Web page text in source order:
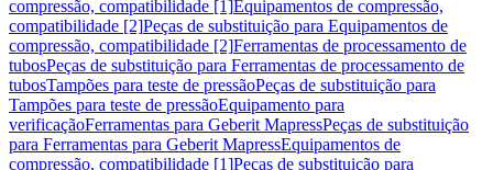
compressão, compatibilidade [1]Equipamentos de compressão,
compatibilidade [2]Peças de substituição para Equipamentos de
compressão, compatibilidade [2]Ferramentas de processamento de
tubosPeças de substituição para Ferramentas de processamento de
tubosTampões para teste de pressãoPeças de substituição para
Tampões para teste de pressãoEquipamento para
verificaçãoFerramentas para Geberit MapressPeças de substituição
para Ferramentas para Geberit MapressEquipamentos de
compressão, compatibilidade [1]Peças de substituição para